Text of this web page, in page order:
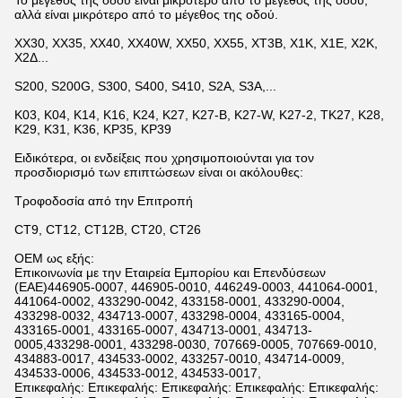
αλλά είναι μικρότερο από το μέγεθος της οδού.
ΧΧ30, ΧΧ35, ΧΧ40, ΧΧ40W, ΧΧ50, ΧΧ55, ΧΤ3Β, Χ1Κ, Χ1Ε, Χ2Κ,
Χ2Δ...
S200, S200G, S300, S400, S410, S2A, S3A,...
K03, K04, K14, K16, K24, K27, K27-B, K27-W, K27-2, TK27, K28,
K29, K31, K36, KP35, KP39
Ειδικότερα, οι ενδείξεις που χρησιμοποιούνται για τον
προσδιορισμό των επιπτώσεων είναι οι ακόλουθες:
Τροφοδοσία από την Επιτροπή
CT9, CT12, CT12B, CT20, CT26
OEM ως εξής:
Επικοινωνία με την Εταιρεία Εμπορίου και Επενδύσεων
(ΕΑΕ)446905-0007, 446905-0010, 446249-0003, 441064-0001,
441064-0002, 433290-0042, 433158-0001, 433290-0004,
433298-0032, 434713-0007, 433298-0004, 433165-0004,
433165-0001, 433165-0007, 434713-0001, 434713-
0005,433298-0001, 433298-0030, 707669-0005, 707669-0010,
434883-0017, 434533-0002, 433257-0010, 434714-0009,
434533-0006, 434533-0012, 434533-0017,
Επικεφαλής: Επικεφαλής: Επικεφαλής: Επικεφαλής: Επικεφαλής: